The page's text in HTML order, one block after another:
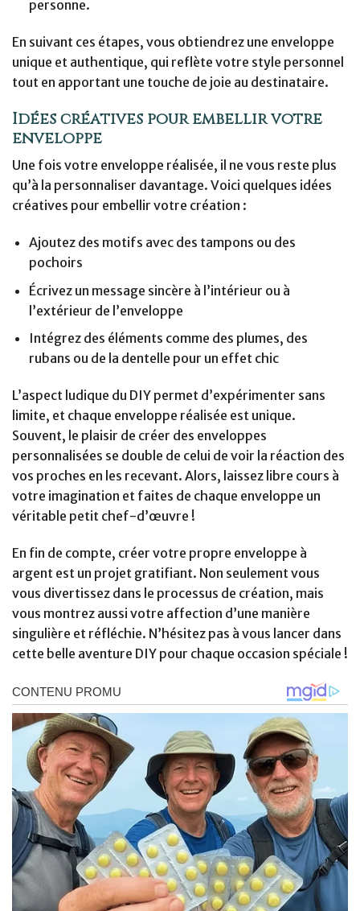
personne.
En suivant ces étapes, vous obtiendrez une enveloppe
unique et authentique, qui reflète votre style personnel
tout en apportant une touche de joie au destinataire.
Idées créatives pour embellir votre
enveloppe
Une fois votre enveloppe réalisée, il ne vous reste plus
qu’à la personnaliser davantage. Voici quelques idées
créatives pour embellir votre création :
Ajoutez des motifs avec des tampons ou des
pochoirs
Écrivez un message sincère à l’intérieur ou à
l’extérieur de l’enveloppe
Intégrez des éléments comme des plumes, des
rubans ou de la dentelle pour un effet chic
L’aspect ludique du DIY permet d’expérimenter sans
limite, et chaque enveloppe réalisée est unique.
Souvent, le plaisir de créer des enveloppes
personnalisées se double de celui de voir la réaction des
vos proches en les recevant. Alors, laissez libre cours à
votre imagination et faites de chaque enveloppe un
véritable petit chef-d’œuvre !
En fin de compte, créer votre propre enveloppe à
argent est un projet gratifiant. Non seulement vous
vous divertissez dans le processus de création, mais
vous montrez aussi votre affection d’une manière
singulière et réfléchie. N’hésitez pas à vous lancer dans
cette belle aventure DIY pour chaque occasion spéciale !